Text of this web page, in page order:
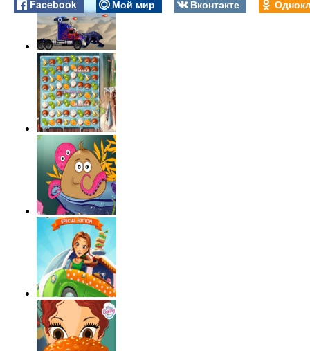
Facebook Мой мир Вконтакте